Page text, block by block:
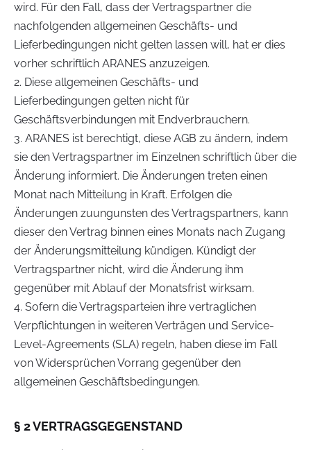
wird. Für den Fall, dass der Vertragspartner die
nachfolgenden allgemeinen Geschäfts- und
Lieferbedingungen nicht gelten lassen will, hat er dies
vorher schriftlich ARANES anzuzeigen.
2. Diese allgemeinen Geschäfts- und
Lieferbedingungen gelten nicht für
Geschäftsverbindungen mit Endverbrauchern.
3. ARANES ist berechtigt, diese AGB zu ändern, indem
sie den Vertragspartner im Einzelnen schriftlich über die
Änderung informiert. Die Änderungen treten einen
Monat nach Mitteilung in Kraft. Erfolgen die
Änderungen zuungunsten des Vertragspartners, kann
dieser den Vertrag binnen eines Monats nach Zugang
der Änderungsmitteilung kündigen. Kündigt der
Vertragspartner nicht, wird die Änderung ihm
gegenüber mit Ablauf der Monatsfrist wirksam.
4. Sofern die Vertragsparteien ihre vertraglichen
Verpflichtungen in weiteren Verträgen und Service-
Level-Agreements (SLA) regeln, haben diese im Fall
von Widersprüchen Vorrang gegenüber den
allgemeinen Geschäftsbedingungen.
§ 2 VERTRAGSGEGENSTAND